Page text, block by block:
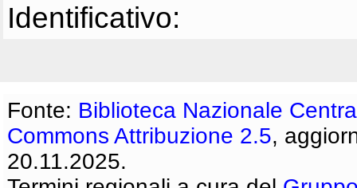
Identificativo:
Fonte: Biblioteca Nazionale
Commons Attribuzione 2.5,
20.11.2025.